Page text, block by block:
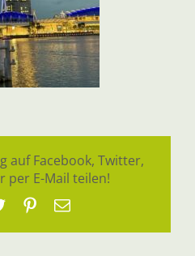
auf Facebook, Twitter,
per E-Mail teilen!
TwitterPinterest
E-